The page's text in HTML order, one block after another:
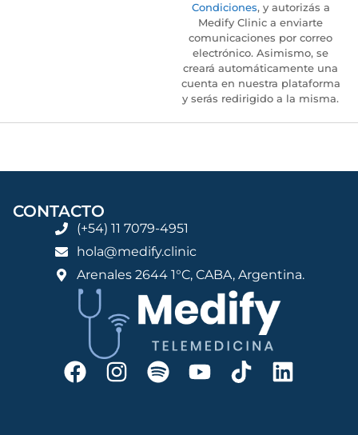
Condiciones, y autorizás a
Medify Clinic a enviarte
comunicaciones por correo
electrónico. Asimismo, se
creará automáticamente una
cuenta en nuestra plataforma
y serás redirigido a la misma.
CONTACTO
(+54) 11 7079-4951
hola@medify.clinic
Arenales 2644 1°C, CABA, Argentina.